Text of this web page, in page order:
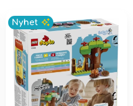
Nyhet